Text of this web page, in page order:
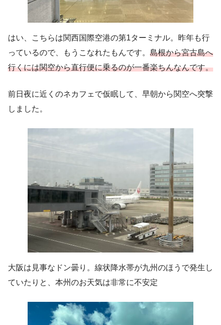
はい、こちらは関西国際空港の第1ターミナル。昨年も行
っているので、もうこなれたもんです。 島根から宮古島へ
行くには関空から直行便に乗るのが一番楽ちんなんです。
前日夜に近くのネカフェで仮眠して、早朝から関空へ突撃
しました。
大阪は見事なドン曇り。線状降水帯が九州のほうで発生し
ていたりと、本州のお天気は非常に不安定